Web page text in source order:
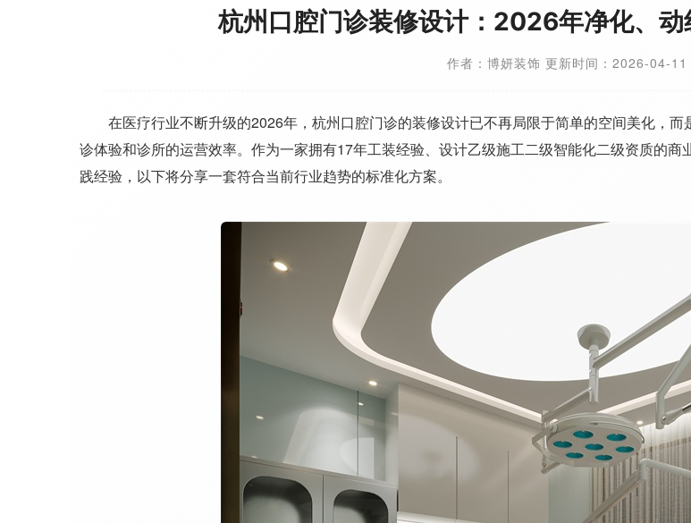
杭州口腔门诊装修设计：2026年净化、
作者：博妍装饰 更新时间：2026-04-
在医疗行业不断升级的2026年，杭州口腔门诊的装修设计已不再局限于简单的空间美化，而
诊体验和诊所的运营效率。作为一家拥有17年工装经验、设计乙级施工二级智能化二级资质的
践经验，以下将分享一套符合当前行业趋势的标准化方案。